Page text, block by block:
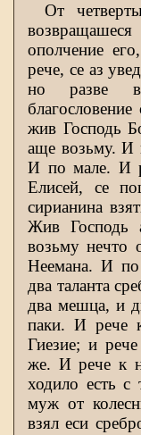
От
ополчение
рече, се аз
но разве
жив Господь
аще возьму. И
И по мале. И
Елисей, се
сирианина
Жив Господь
возьму нечто
Неемана. И
два таланта
два мешца, и
паки. И рече
Гиезие; и
же. И рече к
ходило есть с
муж от
взял еси